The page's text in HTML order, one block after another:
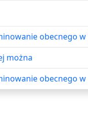
obecnego
można
obecnego